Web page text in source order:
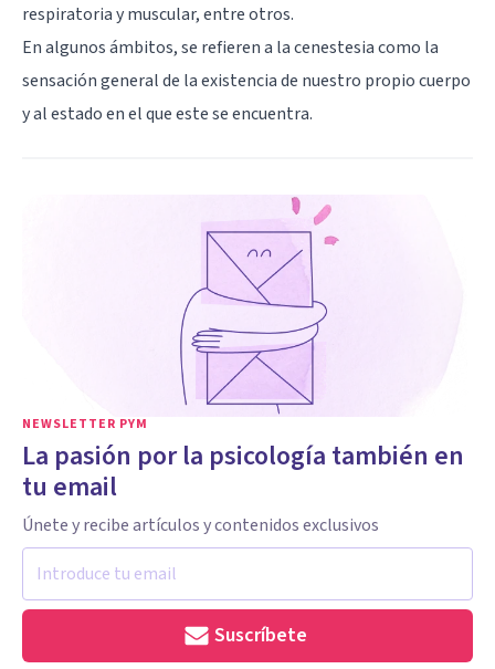
respiratoria y muscular, entre otros.
En algunos ámbitos, se refieren a la cenestesia como la
sensación general de la existencia de nuestro propio cuerpo
y al estado en el que este se encuentra.
NEWSLETTER PYM
La pasión por la psicología también en
tu email
Únete y recibe artículos y contenidos exclusivos
Suscríbete